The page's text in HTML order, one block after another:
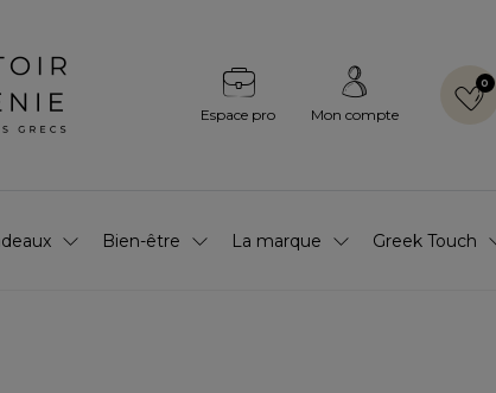
Espace pro Mon compte
0
Bien-être La marque Greek Touch